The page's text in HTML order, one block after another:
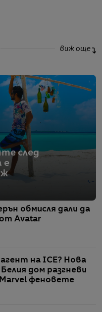
виж още
след
е
обмисля дали да
Avatar
на ICE? Нова
дом разгневи
феновете